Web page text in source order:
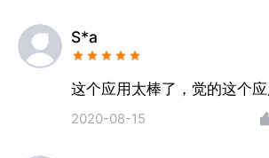
S*a
这个应用太棒了，觉的这个
2020-08-15